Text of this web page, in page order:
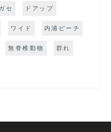
セ ドアップ
ワイド 内浦ビーチ
無脊椎動物 群れ